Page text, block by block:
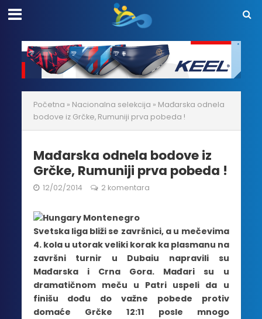
Početna » Nacionalna selekcija » Mađarska odnela
bodove iz Grčke, Rumuniji prva pobeda !
Mađarska odnela bodove iz
Grčke, Rumuniji prva pobeda !
12/02/2014 2 komentara
Svetska liga bliži se završnici, a u mečevima
4. kola u utorak veliki korak ka plasmanu na
završni turnir u Dubaiu napravili su
Mađarska i Crna Gora. Mađari su u
dramatičnom meču u Patri uspeli da u
finišu dođu do važne pobede protiv
domaće Grčke 12:11 posle mnogo